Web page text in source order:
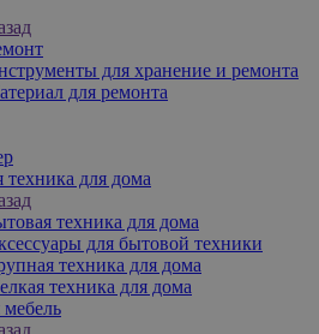
для хранение и ремонта
для ремонта
техника для дома
техника для дома
для бытовой техники
техника для дома
техника для дома
мебель